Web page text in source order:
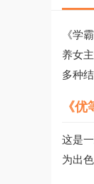
《学
养女
多种
《
这是
为出